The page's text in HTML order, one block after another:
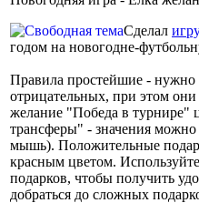
Сделал
годом на новогодне-
Правила простейшие - нужно
отрицательных, при этом
желание "Победа в турнире"
трансферы" - значения можно
мышь). Положительные
красным цветом.
подарков, чтобы получить
добраться до сложных